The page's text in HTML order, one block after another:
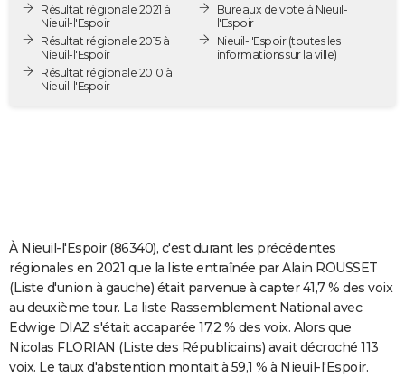
Destinations
City break
Voyage nature
Voyage de noces
Forum
PHOTO
GUIDES D'ACHAT
BONS PLANS
COPAINS D'AVANT
S'inscrire
Se connecter
Lycées
Collèges
Primaires
Universités
Entreprises
Service militaire
Avis de recherche
AVIS DE DÉCÈS
FORUM
Bricolage
Lifestyle
Culture
Sport
Auto
Television
Voyage
Cinema
Résultat régionale 2021 à
Nieuil-l'Espoir
Résultat régionale 2015 à
Nieuil-l'Espoir
Résultat régionale 2010 à
Nieuil-l'Espoir
Bureaux de vote à Nieuil-
l'Espoir
Nieuil-l'Espoir(toutes les
informations sur la ville)
À Nieuil-l'Espoir (86340), c'est durant les précédentes
régionales en 2021 que la liste entraînée par Alain ROUSSET
(Liste d'union à gauche) était parvenue à capter 41,7 % des voix
au deuxième tour. La liste Rassemblement National avec
Edwige DIAZ s'était accaparée 17,2 % des voix. Alors que
Nicolas FLORIAN (Liste des Républicains) avait décroché 113
voix. Le taux d'abstention montait à 59,1 % à Nieuil-l'Espoir.